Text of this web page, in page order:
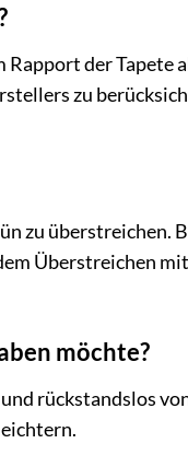
der Tapete
zu
überstreichen.
Überstreichen
möchte?
rückstandslos